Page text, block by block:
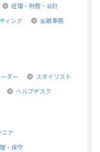
経理・財務・会計
ィング
金融事務
ダー
スタイリスト
ヘルプデスク
ア
・保守